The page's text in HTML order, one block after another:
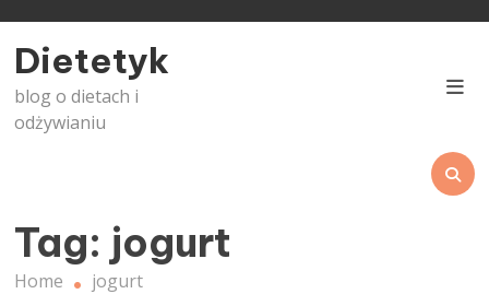
content
Dietetyk
blog o dietach i
odżywianiu
Tag: jogurt
Home jogurt